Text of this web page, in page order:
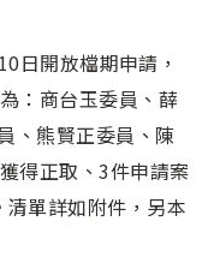
日開放檔期申請，
：商台玉委員、薛
、熊賢正委員、陳
得正取、3件申請案
單詳如附件，另本